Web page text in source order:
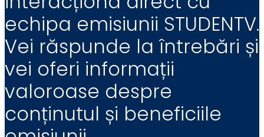
echipa emisiunii STUDENTV.
Vei răspunde la întrebări și
vei oferi informații
valoroase despre
conținutul și beneficiile